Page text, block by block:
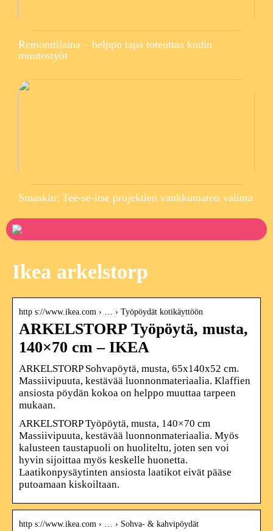
Remonttilaina – helppo tapa toteuttaa kodin
muutostyöt
Smaskin: Tee-se-itse projektien vankkumaton valinta
Ikea arkelstorp
http s://www.ikea.com › … › Työpöydät kotikäyttöön
ARKELSTORP Työpöytä, musta,
140×70 cm – IKEA
ARKELSTORP Sohvapöytä, musta, 65x140x52 cm.
Massiivipuuta, kestävää luonnonmateriaalia. Klaffien
ansiosta pöydän kokoa on helppo muuttaa tarpeen
mukaan.
ARKELSTORP Työpöytä, musta, 140×70 cm
Massiivipuuta, kestävää luonnonmateriaalia. Myös
kalusteen taustapuoli on huoliteltu, joten sen voi
hyvin sijoittaa myös keskelle huonetta.
Laatikonpysäytinten ansiosta laatikot eivät pääse
putoamaan kiskoiltaan.
http s://www.ikea.com › … › Sohva- & kahvipöydät